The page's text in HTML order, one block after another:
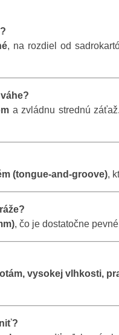
, na rozdiel od
a zvládnu strednú
(tongue-and-groove),
, čo je dostatočne
vysokej vlhkosti,